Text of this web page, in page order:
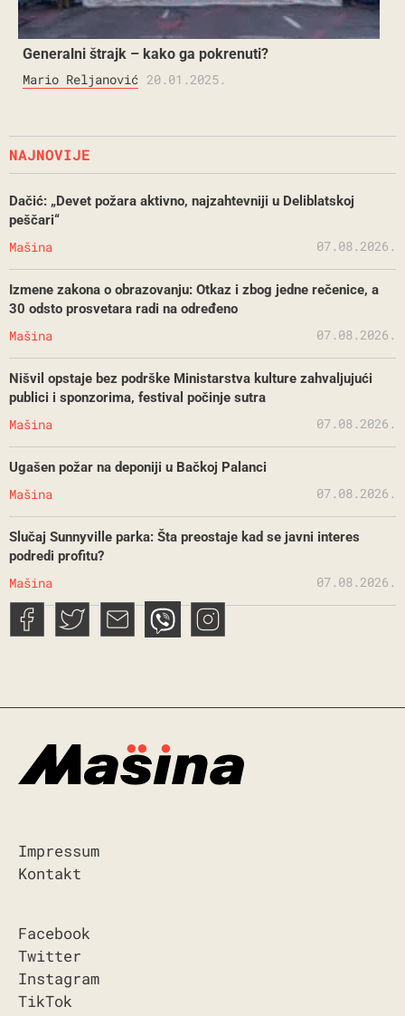
Generalni štrajk – kako ga pokrenuti?
Mario Reljanović 20.01.2025.
NAJNOVIJE
Dačić: „Devet požara aktivno, najzahtevniji u Deliblatskoj
peščari“
Mašina 07.08.2026.
Izmene zakona o obrazovanju: Otkaz i zbog jedne rečenice, a
30 odsto prosvetara radi na određeno
Mašina 07.08.2026.
Nišvil opstaje bez podrške Ministarstva kulture zahvaljujući
publici i sponzorima, festival počinje sutra
Mašina 07.08.2026.
Ugašen požar na deponiji u Bačkoj Palanci
Mašina 07.08.2026.
Slučaj Sunnyville parka: Šta preostaje kad se javni interes
podredi profitu?
Mašina 07.08.2026.
Impressum
Kontakt
Facebook
Twitter
Instagram
TikTok